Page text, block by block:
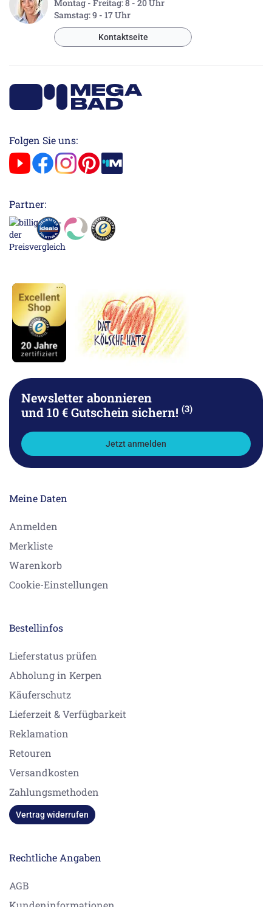
Montag - Freitag: 8 - 20 Uhr
Samstag: 9 - 17 Uhr
Kontaktseite
Folgen Sie uns:
Partner:
Newsletter abonnieren
und 10 € Gutschein sichern! (3)
Jetzt anmelden
Meine Daten
Anmelden
Merkliste
Warenkorb
Cookie-Einstellungen
Bestellinfos
Lieferstatus prüfen
Abholung in Kerpen
Käuferschutz
Lieferzeit & Verfügbarkeit
Reklamation
Retouren
Versandkosten
Zahlungsmethoden
Vertrag widerrufen
Rechtliche Angaben
AGB